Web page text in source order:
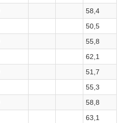
58,4
50,5
55,8
62,1
51,7
55,3
58,8
63,1